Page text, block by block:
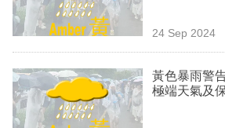
場
生
時
事
24 Sep 2024
黃色暴雨警
極端天氣及